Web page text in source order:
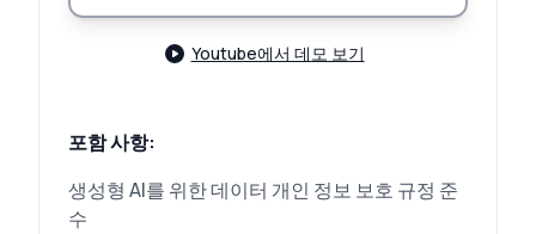
Youtube에서 데모 보기
포함 사항:
생성형 AI를 위한 데이터 개인 정보 보호 규정 준
수